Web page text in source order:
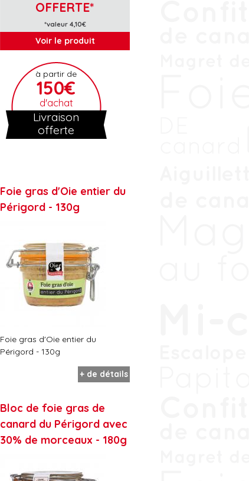
OFFERTE*
*valeur 4,10€
Voir le produit
à partir de
150€
d'achat
Livraison
offerte
Foie gras d'Oie entier du
Périgord - 130g
Foie gras d'Oie entier du
Périgord - 130g
+ de détails
Bloc de foie gras de
canard du Périgord avec
30% de morceaux - 180g